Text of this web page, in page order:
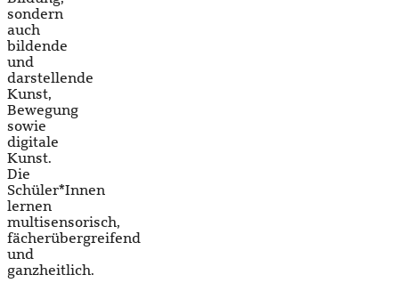
sondern
auch
bildende
und
darstellende
Kunst,
Bewegung
sowie
digitale
Kunst.
Die
Schüler*Innen
lernen
multisensorisch,
fächerübergreifend
und
ganzheitlich.